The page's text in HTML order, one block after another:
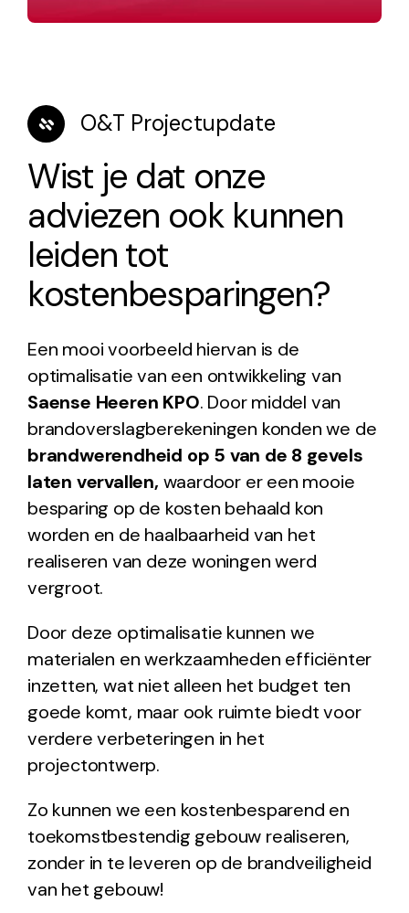
O&T Projectupdate
Wist je dat onze
adviezen ook kunnen
leiden tot
kostenbesparingen?
Een mooi voorbeeld hiervan is de
optimalisatie van een ontwikkeling van
Saense Heeren KPO. Door middel van
brandoverslagberekeningen konden we de
brandwerendheid op 5 van de 8 gevels
laten vervallen, waardoor er een mooie
besparing op de kosten behaald kon
worden en de haalbaarheid van het
realiseren van deze woningen werd
vergroot.
Door deze optimalisatie kunnen we
materialen en werkzaamheden efficiënter
inzetten, wat niet alleen het budget ten
goede komt, maar ook ruimte biedt voor
verdere verbeteringen in het
projectontwerp.
Zo kunnen we een kostenbesparend en
toekomstbestendig gebouw realiseren,
zonder in te leveren op de brandveiligheid
van het gebouw!